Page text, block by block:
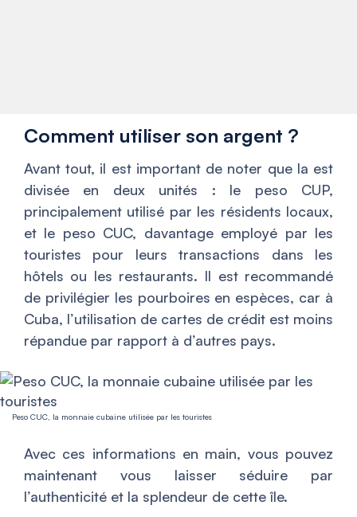
Comment utiliser son argent ?
Avant tout, il est important de noter que la est
divisée en deux unités : le peso CUP,
principalement utilisé par les résidents locaux,
et le peso CUC, davantage employé par les
touristes pour leurs transactions dans les
hôtels ou les restaurants. Il est recommandé
de privilégier les pourboires en espèces, car à
Cuba, l’utilisation de cartes de crédit est moins
répandue par rapport à d’autres pays.
Peso CUC, la monnaie cubaine utilisée par les touristes
Avec ces informations en main, vous pouvez
maintenant vous laisser séduire par
l’authenticité et la splendeur de cette île.